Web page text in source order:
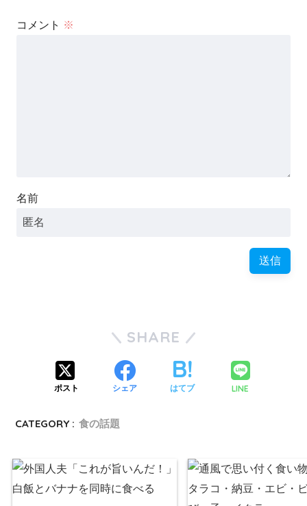
コメント ※
名前
SHARE
ポスト シェア はてブ LINE
CATEGORY : 食の話題